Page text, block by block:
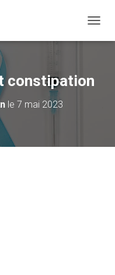
constipation
le 7 mai 2023